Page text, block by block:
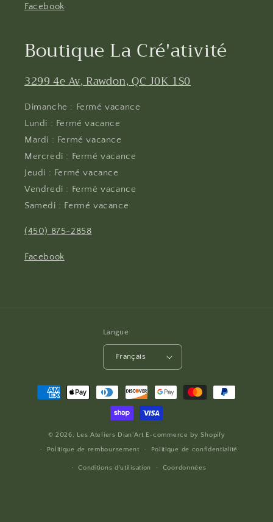
Facebook
Boutique La Cré'ativité
3299 4e Av, Rawdon, QC J0K 1S0
Dimanche : Fermé vacance
Lundi : Fermé vacance
Mardi : Fermé vacance
Mercredi : Fermé vacance
Jeudi : Fermé vacance
Vendredi : Fermé vacance
Samedi : Fermé vacance
(450) 875-2858
Facebook
Langue
Français
Moyens
© 2026, Les Ateliers Dian'Art E-commerce byShopify
Politique de remboursement
Politique de confidentialité
Conditions d’utilisation Coordonnées